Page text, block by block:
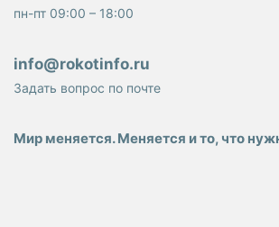
пн-пт 09:00 – 18:00
info@rokotinfo.ru
Задать вопрос по почте
Мир меняется. Меняется и то, что